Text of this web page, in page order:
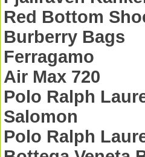
Red Bottom
Burberry Bags
Ferragamo
Air Max 720
Polo Ralph
Salomon
Polo Ralph